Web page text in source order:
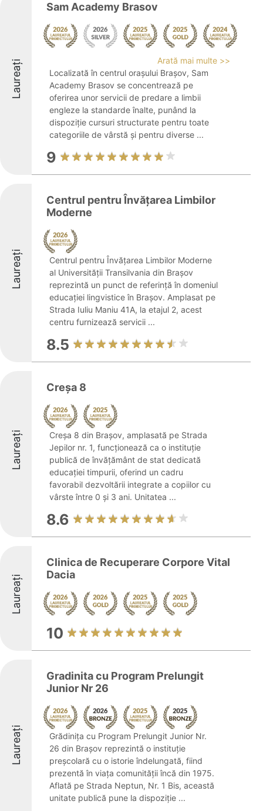
Laureați
Sam Academy Brasov
Arată mai multe >>
Localizată în centrul orașului Brașov, Sam
Academy Brasov se concentrează pe
oferirea unor servicii de predare a limbii
engleze la standarde înalte, punând la
dispoziție cursuri structurate pentru toate
categoriile de vârstă și pentru diverse ...
9
Laureați
Centrul pentru Învățarea Limbilor
Moderne
Centrul pentru Învățarea Limbilor Moderne
al Universității Transilvania din Brașov
reprezintă un punct de referință în domeniul
educației lingvistice în Brașov. Amplasat pe
Strada Iuliu Maniu 41A, la etajul 2, acest
centru furnizează servicii ...
8.5
Laureați
Creșa 8
Creșa 8 din Brașov, amplasată pe Strada
Jepilor nr. 1, funcționează ca o instituție
publică de învățământ de stat dedicată
educației timpurii, oferind un cadru
favorabil dezvoltării integrate a copiilor cu
vârste între 0 și 3 ani. Unitatea ...
8.6
Laureați
Clinica de Recuperare Corpore Vital
Dacia
10
Laureați
Gradinita cu Program Prelungit
Junior Nr 26
Grădinița cu Program Prelungit Junior Nr.
26 din Brașov reprezintă o instituție
preșcolară cu o istorie îndelungată, fiind
prezentă în viața comunității încă din 1975.
Aflată pe Strada Neptun, Nr. 1 Bis, această
unitate publică pune la dispoziție ...